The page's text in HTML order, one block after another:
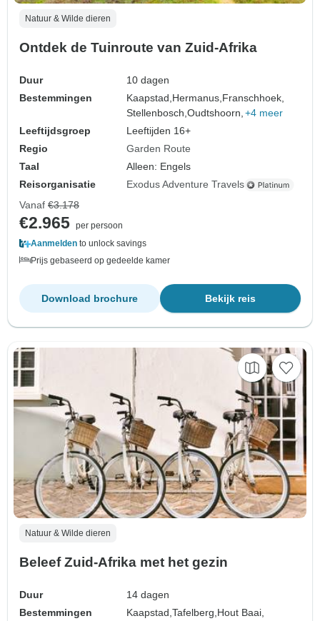
Natuur & Wilde dieren
Ontdek de Tuinroute van Zuid-Afrika
Duur
10 dagen
Bestemmingen
Kaapstad, Hermanus, Franschhoek,
Stellenbosch,Oudtshoorn, +4 meer
Leeftijdsgroep
Leeftijden 16+
Regio
Garden Route
Taal
Alleen: Engels
Reisorganisatie
Exodus Adventure Travels
Vanaf €3.178
€2.965 per persoon
Aanmelden to unlock savings
Prijs gebaseerd op gedeelde kamer
Bekijk reis
Download brochure
Natuur & Wilde dieren
Beleef Zuid-Afrika met het gezin
Duur
14 dagen
Bestemmingen
Kaapstad,Tafelberg,Hout Baai,